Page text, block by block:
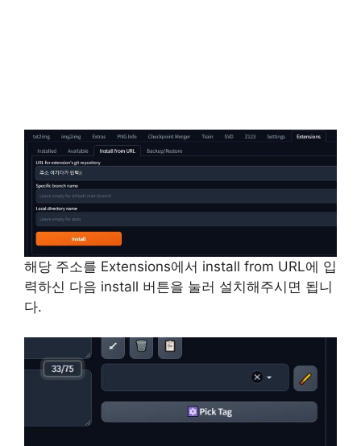
해당 주소를 Extensions에서 install from URL에 입
력하신 다음 install 버튼을 눌러 설치해주시면 됩니
다.